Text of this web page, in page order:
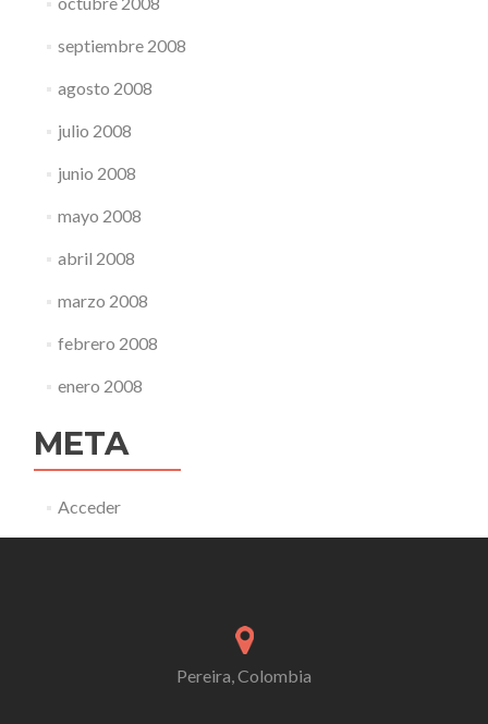
septiembre 2008
agosto 2008
julio 2008
junio 2008
mayo 2008
abril 2008
marzo 2008
febrero 2008
enero 2008
META
Acceder
Pereira, Colombia